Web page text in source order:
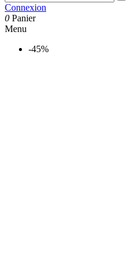
Connexion
0 Panier
Menu
-45%